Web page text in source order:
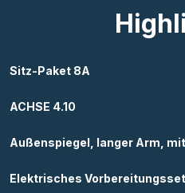
Sitz-Paket 8A
ACHSE 4.10
Außenspiegel, langer Arm,
Elektrisches